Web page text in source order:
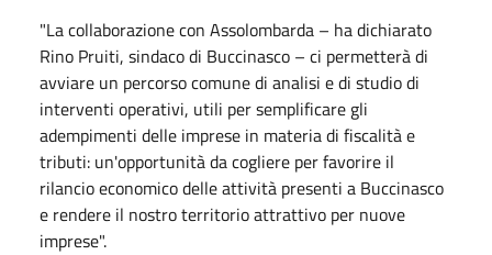
"La collaborazione con Assolombarda – ha dichiarato
Rino Pruiti, sindaco di Buccinasco – ci permetterà di
avviare un percorso comune di analisi e di studio di
interventi operativi, utili per semplificare gli
adempimenti delle imprese in materia di fiscalità e
tributi: un'opportunità da cogliere per favorire il
rilancio economico delle attività presenti a Buccinasco
e rendere il nostro territorio attrattivo per nuove
imprese".